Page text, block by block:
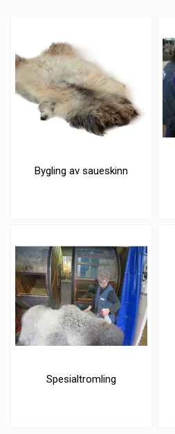
Bygling av saueskinn
Spesialtromling